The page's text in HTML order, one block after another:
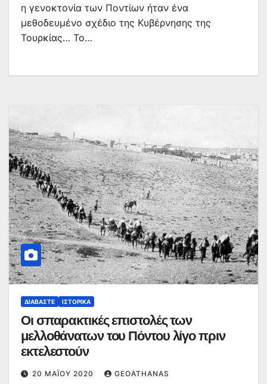
η γενοκτονία των Ποντίων ήταν ένα
μεθοδευμένο σχέδιο της Κυβέρνησης της
Τουρκίας… Το…
ΔΙΑΒΆΣΤΕ ΙΣΤΟΡΙΚΆ
Οι σπαρακτικές επιστολές των
μελλοθάνατων του Πόντου λίγο πριν
εκτελεστούν
20 ΜΑΪ́ΟΥ 2020 GEOATHANAS